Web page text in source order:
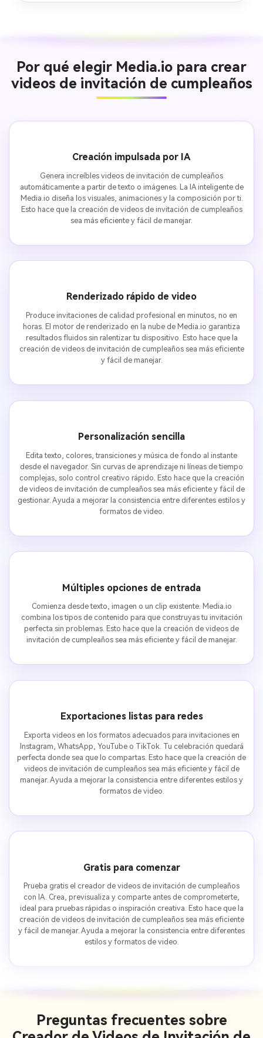
Por qué elegir Media.io para crear
videos de invitación de cumpleaños
Creación impulsada por IA
Genera increíbles videos de invitación de cumpleaños
automáticamente a partir de texto o imágenes. La IA inteligente de
Media.io diseña los visuales, animaciones y la composición por ti.
Esto hace que la creación de videos de invitación de cumpleaños
sea más eficiente y fácil de manejar.
Renderizado rápido de video
Produce invitaciones de calidad profesional en minutos, no en
horas. El motor de renderizado en la nube de Media.io garantiza
resultados fluidos sin ralentizar tu dispositivo. Esto hace que la
creación de videos de invitación de cumpleaños sea más eficiente
y fácil de manejar.
Personalización sencilla
Edita texto, colores, transiciones y música de fondo al instante
desde el navegador. Sin curvas de aprendizaje ni líneas de tiempo
complejas, solo control creativo rápido. Esto hace que la creación
de videos de invitación de cumpleaños sea más eficiente y fácil de
gestionar. Ayuda a mejorar la consistencia entre diferentes estilos y
formatos de video.
Múltiples opciones de entrada
Comienza desde texto, imagen o un clip existente. Media.io
combina los tipos de contenido para que construyas tu invitación
perfecta sin problemas. Esto hace que la creación de videos de
invitación de cumpleaños sea más eficiente y fácil de manejar.
Exportaciones listas para redes
Exporta videos en los formatos adecuados para invitaciones en
Instagram, WhatsApp, YouTube o TikTok. Tu celebración quedará
perfecta donde sea que lo compartas. Esto hace que la creación de
videos de invitación de cumpleaños sea más eficiente y fácil de
manejar. Ayuda a mejorar la consistencia entre diferentes estilos y
formatos de video.
Gratis para comenzar
Prueba gratis el creador de videos de invitación de cumpleaños
con IA. Crea, previsualiza y comparte antes de comprometerte,
ideal para pruebas rápidas o inspiración creativa. Esto hace que la
creación de videos de invitación de cumpleaños sea más eficiente
y fácil de manejar. Ayuda a mejorar la consistencia entre diferentes
estilos y formatos de video.
Preguntas frecuentes sobre